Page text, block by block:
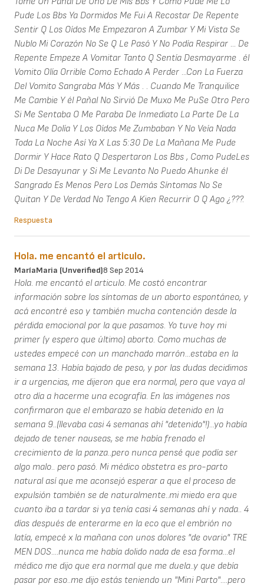
Pude Los Bbs Ya Dormidos Me Fui A Recostar De Repente
Sentir Q Los Oídos Me Empezaron A Zumbar Y Mi Vista Se
Nublo Mi Corazón No Se Q Le Pasó Y No Podía Respirar ... De
Repente Empeze A Vomitar Tanto Q Sentía Desmayarme . él
Vomito Olía Orrible Como Echado A Perder ...Con La Fuerza
Del Vomito Sangraba Más Y Más . . Cuando Me Tranquilice
Me Cambie Y él Pañal No Sirvió De Muxo Me PuSe Otro Pero
Si Me Sentaba O Me Paraba De Inmediato La Parte De La
Nuca Me Dolía Y Los Oídos Me Zumbaban Y No Veía Nada
Toda La Noche Así Ya X Las 5:30 De La Mañana Me Pude
Dormir Y Hace Rato Q Despertaron Los Bbs , Como PudeLes
Di De Desayunar y Si Me Levanto No Puedo Ahunke él
Sangrado Es Menos Pero Los Demás Síntomas No Se
Quitan Y De Verdad No Tengo A Kien Recurrir O Q Ago ¿???.
Respuesta
Hola. me encantó el articulo.
MaríaMaria (unverified)8 Sep 2014
Hola. me encantó el articulo. Me costó encontrar
información sobre los síntomas de un aborto espontáneo, y
acá encontré eso y también mucha contención desde la
pérdida emocional por la que pasamos. Yo tuve hoy mi
primer (y espero que último) aborto. Como muchas de
ustedes empecé con un manchado marrón...estaba en la
semana 13. Había bajado de peso, y por las dudas decidimos
ir a urgencias, me dijeron que era normal, pero que vaya al
otro día a hacerme una ecografía. En las imágenes nos
confirmaron que el embarazo se había detenido en la
semana 9..(llevaba casi 4 semanas ahí "detenido"!)...yo había
dejado de tener nauseas, se me había frenado el
crecimiento de la panza..pero nunca pensé que podía ser
algo malo.. pero pasó. Mi médico obstetra es pro-parto
natural así que me aconsejó esperar a que el proceso de
expulsión también se de naturalmente..mi miedo era que
cuanto iba a tardar si ya tenía casi 4 semanas ahí y nada.. 4
días después de enterarme en la eco que el embrión no
latía, empecé x la mañana con unos dolores "de ovario" TRE
MEN DOS....nunca me había dolido nada de esa forma...el
médico me dijo que era normal que me duela..y que debía
pasar por eso..me dijo estás teniendo un "Mini Parto"....pero